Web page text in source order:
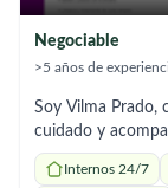
Negociable
>5 años de
Soy Vilma Prado,
cuidado y
caracterizo por
siempre
Internos 24/7